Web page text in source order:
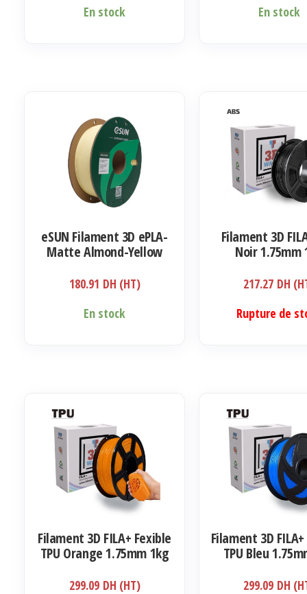
En stock
En stock
eSUN Filament 3D ePLA-
Matte Almond-Yellow
180.91 DH (HT)
En stock
Filament 3D
Noir 1.75mm
217.27 DH
Rupture de
Filament 3D FILA+ Fexible
TPU Orange 1.75mm 1kg
299.09 DH (HT)
Filament 3D
TPU Bleu
299.09 DH